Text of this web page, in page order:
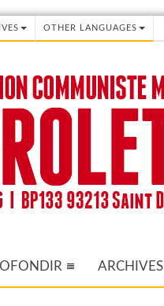
OTHER LANGUAGES
ARCHIVES